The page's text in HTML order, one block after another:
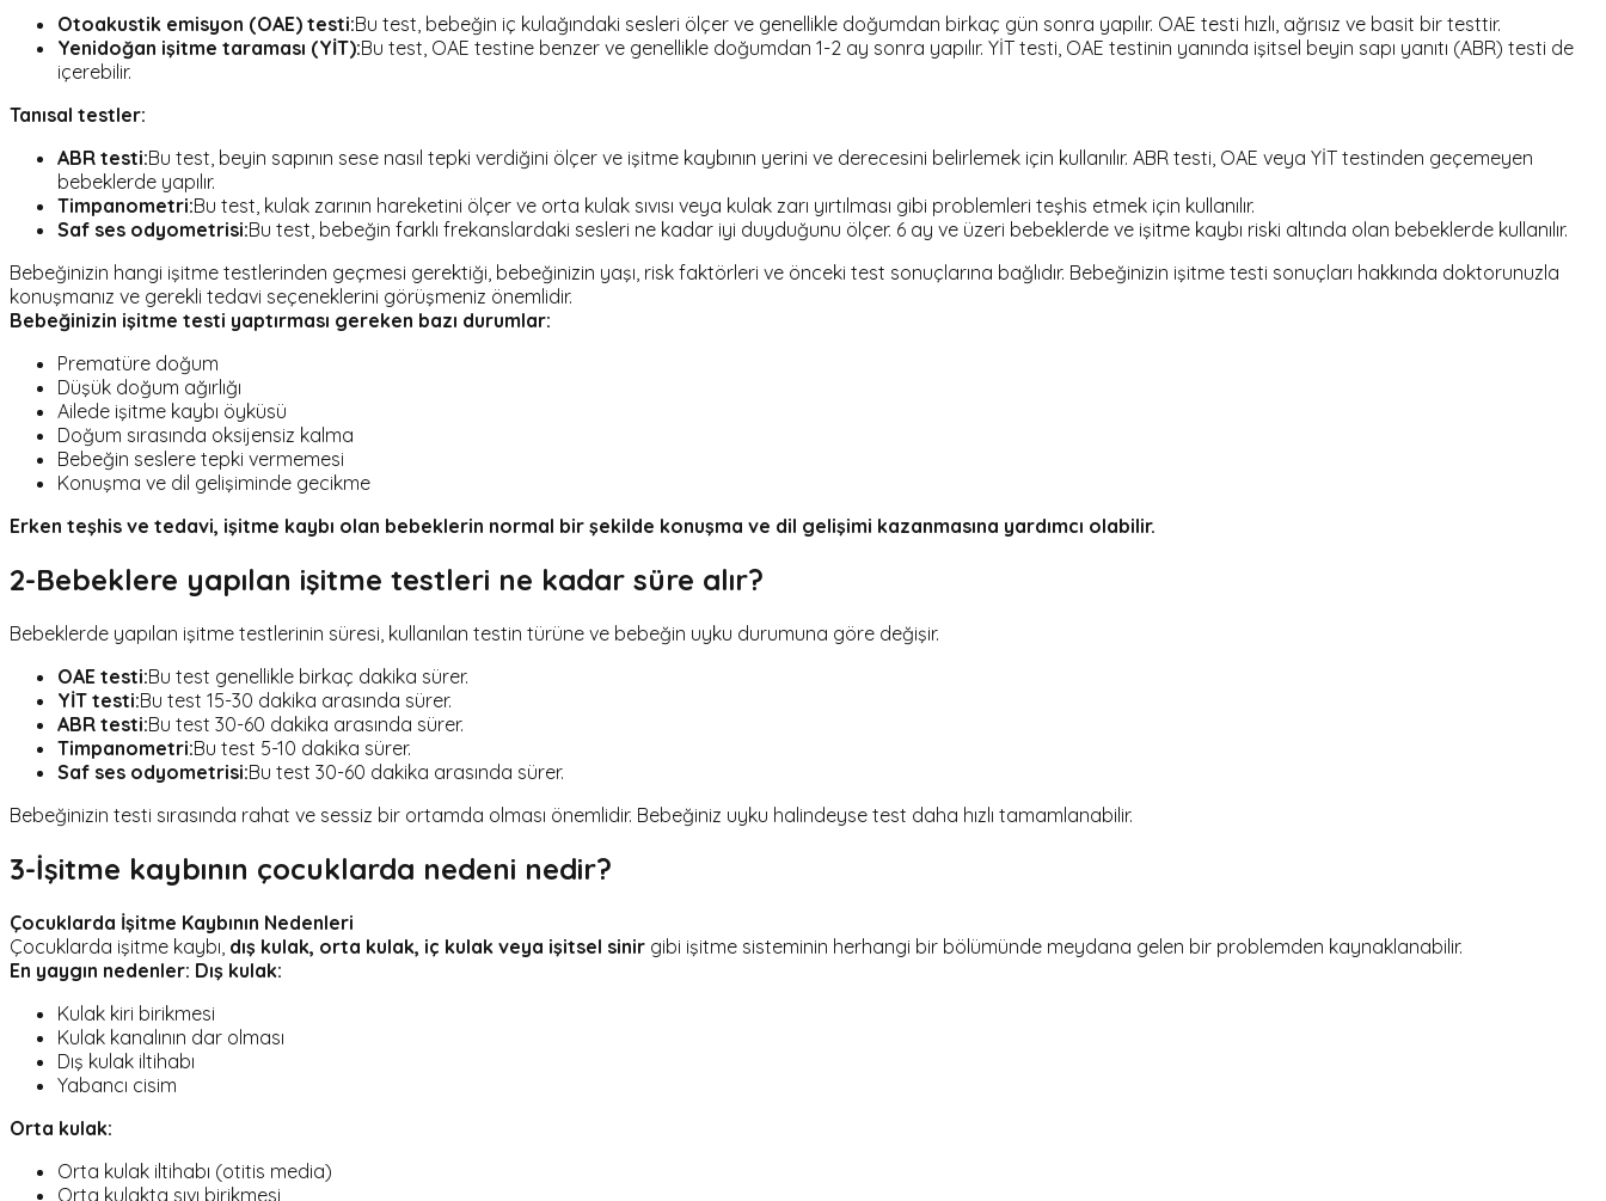
Otoakustik emisyon (OAE) testi:Bu test, bebeğin iç kulağındaki sesleri ölçer ve genellikle doğumdan birkaç gün sonra yapılır. OAE testi hızlı, ağrısız ve basit bir testtir.
Yenidoğan işitme taraması (YİT):Bu test, OAE testine benzer ve genellikle doğumdan 1-2 ay sonra yapılır. YİT testi, OAE testinin yanında işitsel beyin sapı yanıtı (ABR) testi de
içerebilir.
Tanısal testler:
ABR testi:Bu test, beyin sapının sese nasıl tepki verdiğini ölçer ve işitme kaybının yerini ve derecesini belirlemek için kullanılır. ABR testi, OAE veya YİT testinden geçemeyen
bebeklerde yapılır.
Timpanometri:Bu test, kulak zarının hareketini ölçer ve orta kulak sıvısı veya kulak zarı yırtılması gibi problemleri teşhis etmek için kullanılır.
Saf ses odyometrisi:Bu test, bebeğin farklı frekanslardaki sesleri ne kadar iyi duyduğunu ölçer. 6 ay ve üzeri bebeklerde ve işitme kaybı riski altında olan bebeklerde kullanılır.
Bebeğinizin hangi işitme testlerinden geçmesi gerektiği, bebeğinizin yaşı, risk faktörleri ve önceki test sonuçlarına bağlıdır. Bebeğinizin işitme testi sonuçları hakkında doktorunuzla
konuşmanız ve gerekli tedavi seçeneklerini görüşmeniz önemlidir.
Bebeğinizin işitme testi yaptırması gereken bazı durumlar:
Prematüre doğum
Düşük doğum ağırlığı
Ailede işitme kaybı öyküsü
Doğum sırasında oksijensiz kalma
Bebeğin seslere tepki vermemesi
Konuşma ve dil gelişiminde gecikme
Erken teşhis ve tedavi, işitme kaybı olan bebeklerin normal bir şekilde konuşma ve dil gelişimi kazanmasına yardımcı olabilir.
2-Bebeklere yapılan işitme testleri ne kadar süre alır?
Bebeklerde yapılan işitme testlerinin süresi, kullanılan testin türüne ve bebeğin uyku durumuna göre değişir.
OAE testi:Bu test genellikle birkaç dakika sürer.
YİT testi:Bu test 15-30 dakika arasında sürer.
ABR testi:Bu test 30-60 dakika arasında sürer.
Timpanometri:Bu test 5-10 dakika sürer.
Saf ses odyometrisi:Bu test 30-60 dakika arasında sürer.
Bebeğinizin testi sırasında rahat ve sessiz bir ortamda olması önemlidir. Bebeğiniz uyku halindeyse test daha hızlı tamamlanabilir.
3-İşitme kaybının çocuklarda nedeni nedir?
Çocuklarda İşitme Kaybının Nedenleri
Çocuklarda işitme kaybı, dış kulak, orta kulak, iç kulak veya işitsel sinir gibi işitme sisteminin herhangi bir bölümünde meydana gelen bir problemden kaynaklanabilir.
En yaygın nedenler: Dış kulak:
Kulak kiri birikmesi
Kulak kanalının dar olması
Dış kulak iltihabı
Yabancı cisim
Orta kulak:
Orta kulak iltihabı (otitis media)
Orta kulakta sıvı birikmesi